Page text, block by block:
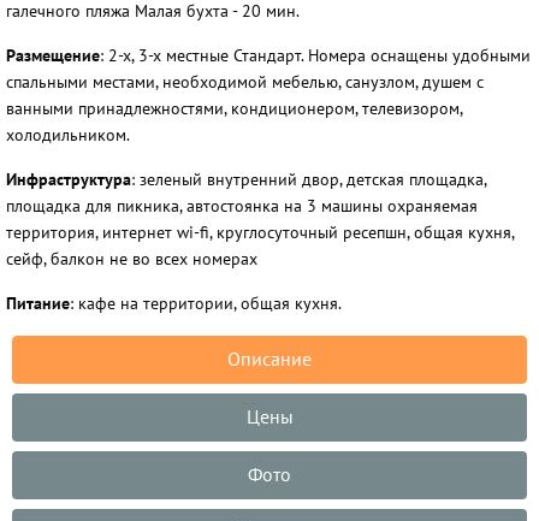
галечного пляжа Малая бухта - 20 мин.
Размещение: 2-х, 3-х местные Стандарт. Номера оснащены удобными
спальными местами, необходимой мебелью, санузлом, душем с
ванными принадлежностями, кондиционером, телевизором,
холодильником.
Инфраструктура: зеленый внутренний двор, детская площадка,
площадка для пикника, автостоянка на 3 машины охраняемая
территория, интернет wi-fi, круглосуточный ресепшн, общая кухня,
сейф, балкон не во всех номерах
Питание: кафе на территории, общая кухня.
Описание
Цены
Фото